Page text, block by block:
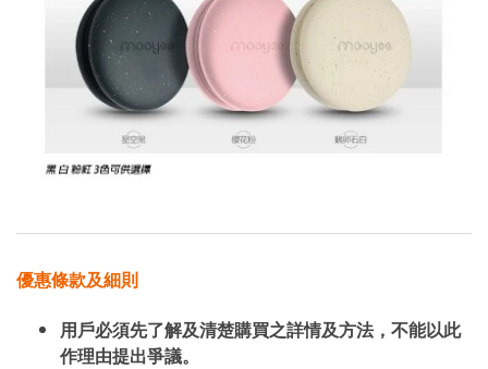
優惠條款及細則
用戶必須先了解及清楚購買之詳情及方法，不能以此
作理由提出爭議。